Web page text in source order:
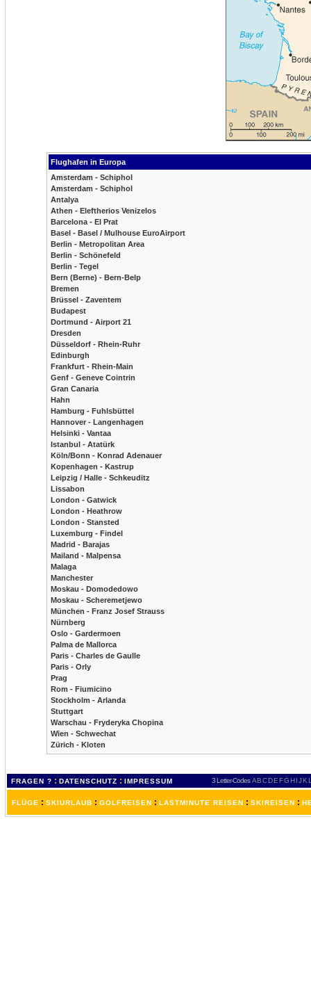
Flughafen in Europa
Amsterdam - Schiphol
Amsterdam - Schiphol
Antalya
Athen - Eleftherios Venizelos
Barcelona - El Prat
Basel - Basel / Mulhouse EuroAirport
Berlin - Metropolitan Area
Berlin - Schönefeld
Berlin - Tegel
Bern (Berne) - Bern-Belp
Bremen
Brüssel - Zaventem
Budapest
Dortmund - Airport 21
Dresden
Düsseldorf - Rhein-Ruhr
Edinburgh
Frankfurt - Rhein-Main
Genf - Geneve Cointrin
Gran Canaria
Hahn
Hamburg - Fuhlsbüttel
Hannover - Langenhagen
Helsinki - Vantaa
Istanbul - Atatürk
Köln/Bonn - Konrad Adenauer
Kopenhagen - Kastrup
Leipzig / Halle - Schkeuditz
Lissabon
London - Gatwick
London - Heathrow
London - Stansted
Luxemburg - Findel
Madrid - Barajas
Mailand - Malpensa
Malaga
Manchester
Moskau - Domodedowo
Moskau - Scheremetjewo
München - Franz Josef Strauss
Nürnberg
Oslo - Gardermoen
Palma de Mallorca
Paris - Charles de Gaulle
Paris - Orly
Prag
Rom - Fiumicino
Stockholm - Arlanda
Stuttgart
Warschau - Fryderyka Chopina
Wien - Schwechat
Zürich - Kloten
FRAGEN ? : DATENSCHUTZ : IMPRESSUM 3 Letter-Codes ABCDEFGH IJKL
FLÜGE : SKIURLAUB : GOLFREISEN : LASTMINUTE REISEN : SKIREISEN :